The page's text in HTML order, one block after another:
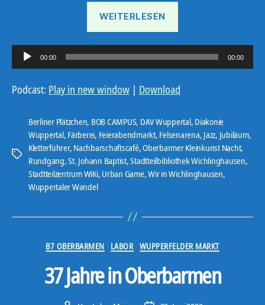
WEITERLESEN
u
d
P
00:00 00:00
Podcast: Play in new window | Download
Schlagwörter
Berliner Plätzchen, BOB CAMPUS, DAV Wuppertal, Diakonie
Wuppertal, Färberei, Feierabendmarkt, Felsenarena, Jazz, Jubiläum,
Kletterführer, Nachbarschaftscafé,Oberbarmer Kleinkunst Nacht,
Rundgang,St. Johann Baptist,Stadtteilbibliothek Wichlinghausen,
Stadtteilzentrum WiKi, Urban Game,Wir in Wichlinghausen,
Wuppertaler Wandel
Kategorien
B7 OBERBARMEN LABOR WUPPERFELDER MARKT
37 Jahre in Oberbarmen